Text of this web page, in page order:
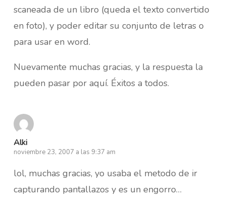
scaneada de un libro (queda el texto convertido
en foto), y poder editar su conjunto de letras o
para usar en word.
Nuevamente muchas gracias, y la respuesta la
pueden pasar por aquí. Éxitos a todos.
Alki
noviembre 23, 2007 a las 9:37 am
lol, muchas gracias, yo usaba el metodo de ir
capturando pantallazos y es un engorro…